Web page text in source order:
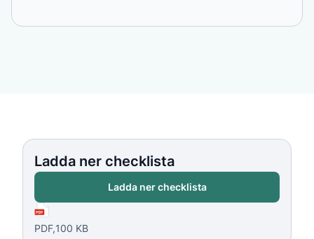
Ladda ner checklista
Ladda ner checklista
PDF,100 KB